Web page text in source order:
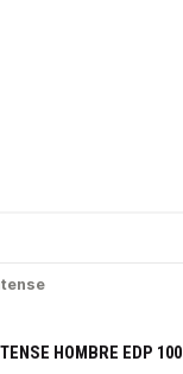
HOMBRE EDP